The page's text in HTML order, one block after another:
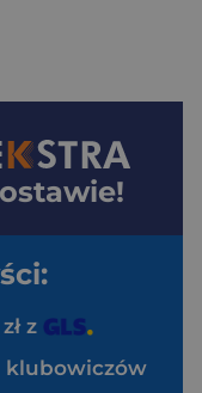
z
klubowiczów